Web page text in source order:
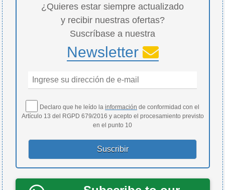
¿Quieres estar siempre actualizado
y recibir nuestras ofertas?
Suscríbase a nuestra
Newsletter
Declaro que he leído la información de conformidad con el
Artículo 13 del RGPD 679/2016 y acepto el procesamiento previsto
en el punto 10